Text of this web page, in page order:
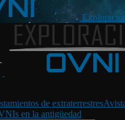
de extraterrestres
en la antigüedad